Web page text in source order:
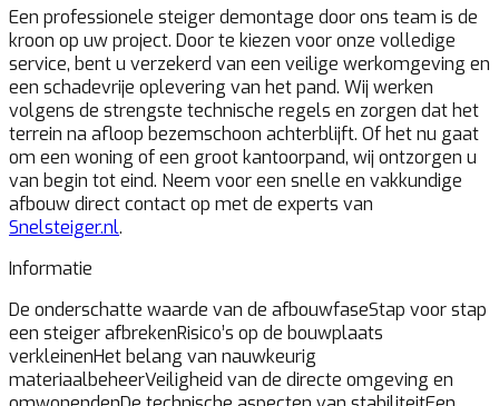
Een professionele steiger demontage door ons team is de
kroon op uw project. Door te kiezen voor onze volledige
service, bent u verzekerd van een veilige werkomgeving en
een schadevrije oplevering van het pand. Wij werken
volgens de strengste technische regels en zorgen dat het
terrein na afloop bezemschoon achterblijft. Of het nu gaat
om een woning of een groot kantoorpand, wij ontzorgen u
van begin tot eind. Neem voor een snelle en vakkundige
afbouw direct contact op met de experts van
Snelsteiger.nl.
Informatie
De onderschatte waarde van de afbouwfaseStap voor stap
een steiger afbrekenRisico’s op de bouwplaats
verkleinenHet belang van nauwkeurig
materiaalbeheerVeiligheid van de directe omgeving en